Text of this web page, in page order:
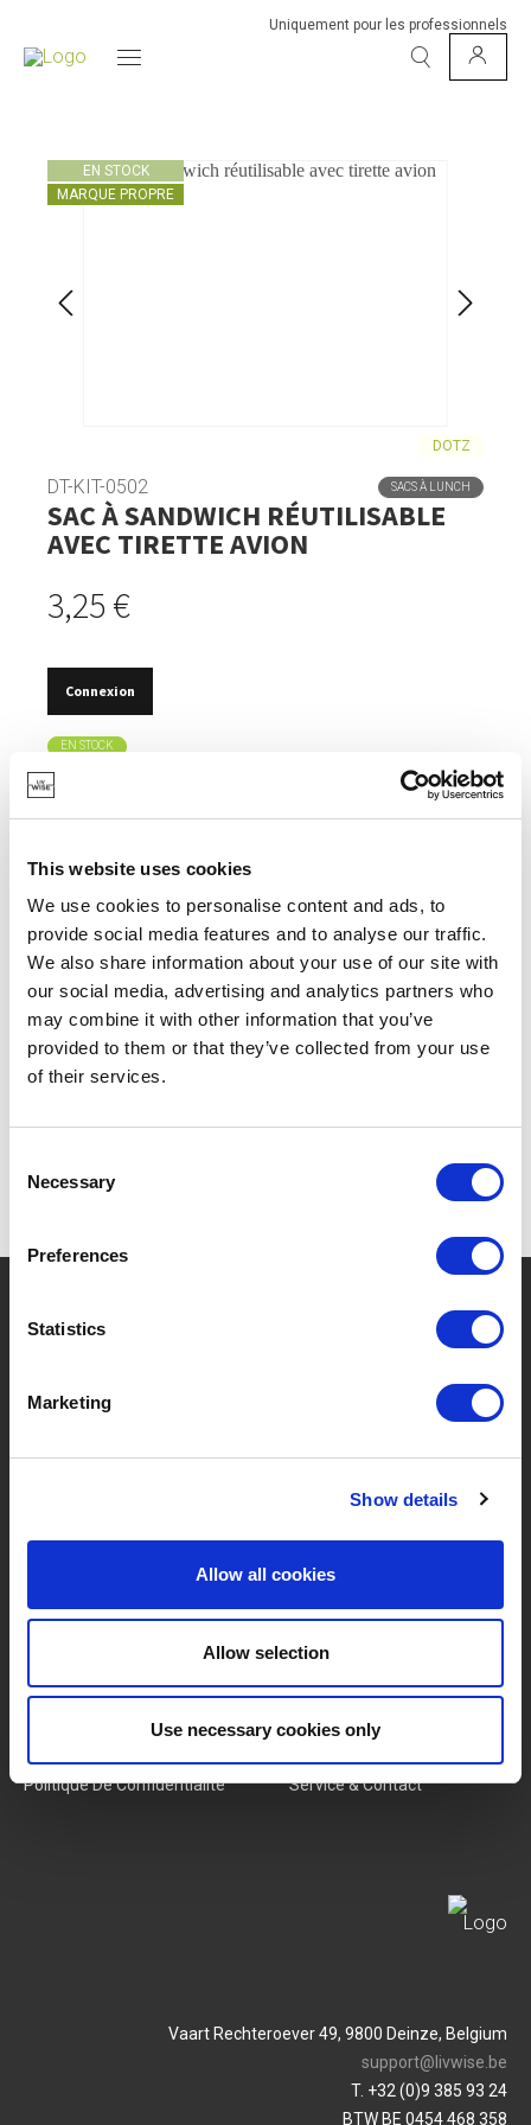
This website uses cookies
We use cookies to personalise content and ads, to
provide social media features and to analyse our traffic.
We also share information about your use of our site with
our social media, advertising and analytics partners who
may combine it with other information that you’ve
provided to them or that they’ve collected from your use
of their services.
Selection
Necessary
Preferences
Statistics
Marketing
Show details
Allow all cookies
Allow selection
Use necessary cookies only
Uniquement pour les professionnels
EN STOCK
MARQUE PROPRE
DOTZ
DT-KIT-0502 SACS À LUNCH
SAC À SANDWICH RÉUTILISABLE
AVEC TIRETTE AVION
3,25 €
Connexion
EN STOCK
PLASTIQUE JETABLES.
DESIGN LUDIQUE.
SPÉCIFICATIONS
MARQUES & PRODUITS À PROPOS DE LIVWISE
Conditions Générales
Politique De Confidentialité
MY LIVWISE-PRO LOGIN
Login
Service & Contact
Vaart Rechteroever 49, 9800 Deinze, Belgium
support@livwise.be
T. +32 (0)9 385 93 24
BTW BE 0454 468 358